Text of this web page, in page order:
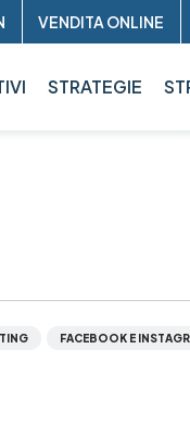
FACEBOOK E
VENDITA ONLINE
STRATEGIE